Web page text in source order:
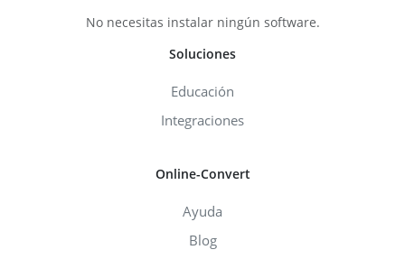
No necesitas instalar ningún software.
Soluciones
Educación
Integraciones
Online-Convert
Ayuda
Blog